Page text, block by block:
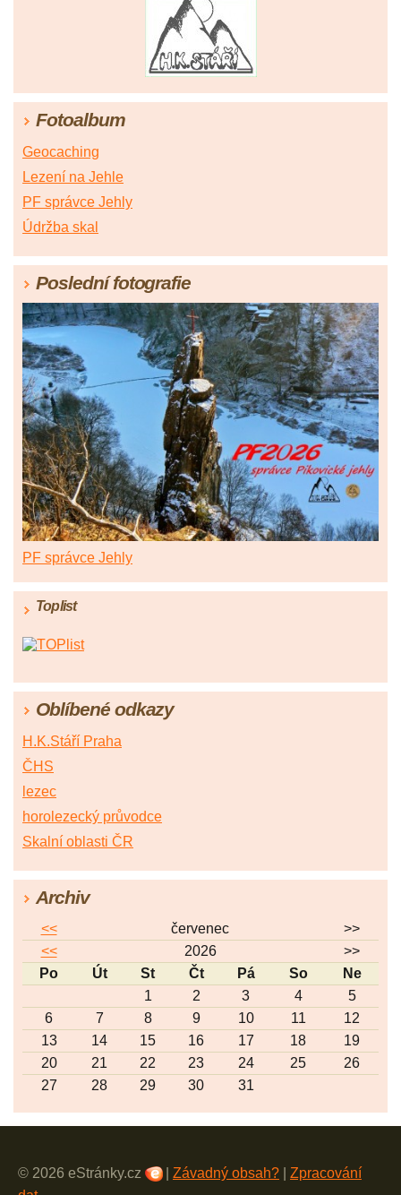
Fotoalbum
Geocaching
Lezení na Jehle
PF správce Jehly
Údržba skal
Poslední fotografie
PF správce Jehly
Toplist
Oblíbené odkazy
H.K.Stáří Praha
ČHS
lezec
horolezecký průvodce
Skalní oblasti ČR
Archiv
<< červenec
>>
<<
2026
>>
Po
Út St Čt Pá So
Ne
1
2 3 4
5
6
7 8 9 10 11
12
13
14 15 16 17 18
19
20
21 22 23 24 25
26
27
28 29 30 31
© 2026 eStránky.cz Závadný obsah?
Zpracování